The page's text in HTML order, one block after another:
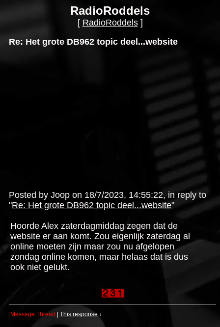
RadioRoddels
[ RadioRoddels]
Re: Het grote DB962 topic deel...website
Posted by Joop on 18/7/2023, 14:55:22, in reply to
"Re: Het grote DB962 topic deel...website"
Hoorde Alex zaterdagmiddag zegen dat de
website er aan komt. Zou eigenlijk zaterdag al
online moeten zijn maar zou nu afgelopen
zondag online komen, maar helaas dat is dus
ook niet gelukt.
Message Thread This response ↓